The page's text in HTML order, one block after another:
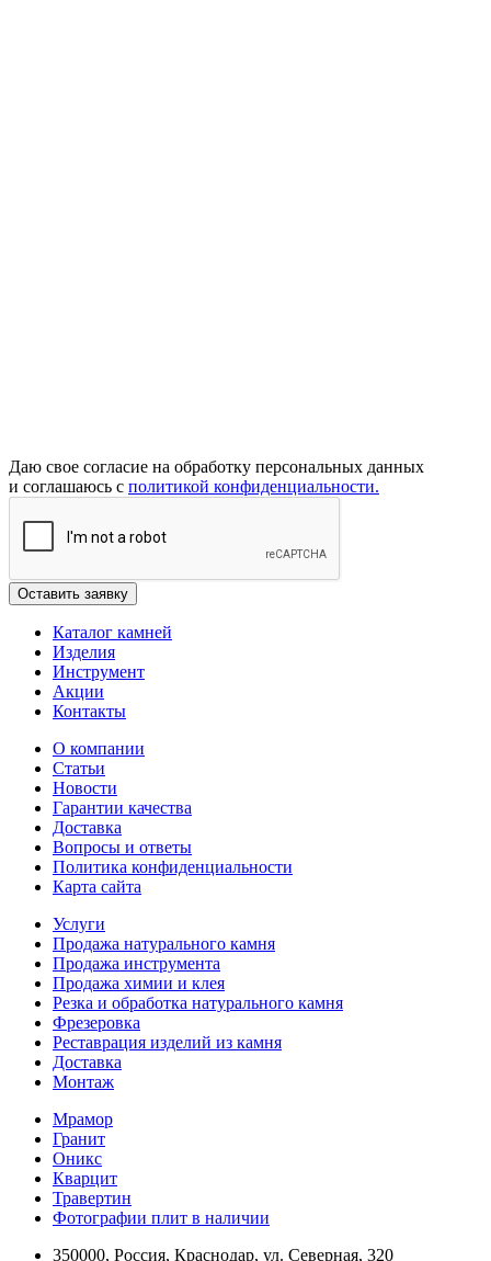
Даю свое согласие на обработку персональных данных
и соглашаюсь с политикой конфиденциальности.
Каталог камней
Изделия
Инструмент
Акции
Контакты
О компании
Статьи
Новости
Гарантии качества
Доставка
Вопросы и ответы
Политика конфиденциальности
Карта сайта
Услуги
Продажа натурального камня
Продажа инструмента
Продажа химии и клея
Резка и обработка натурального камня
Фрезеровка
Реставрация изделий из камня
Доставка
Монтаж
Мрамор
Гранит
Оникс
Кварцит
Травертин
Фотографии плит в наличии
350000, Россия, Краснодар, ул. Северная, 320